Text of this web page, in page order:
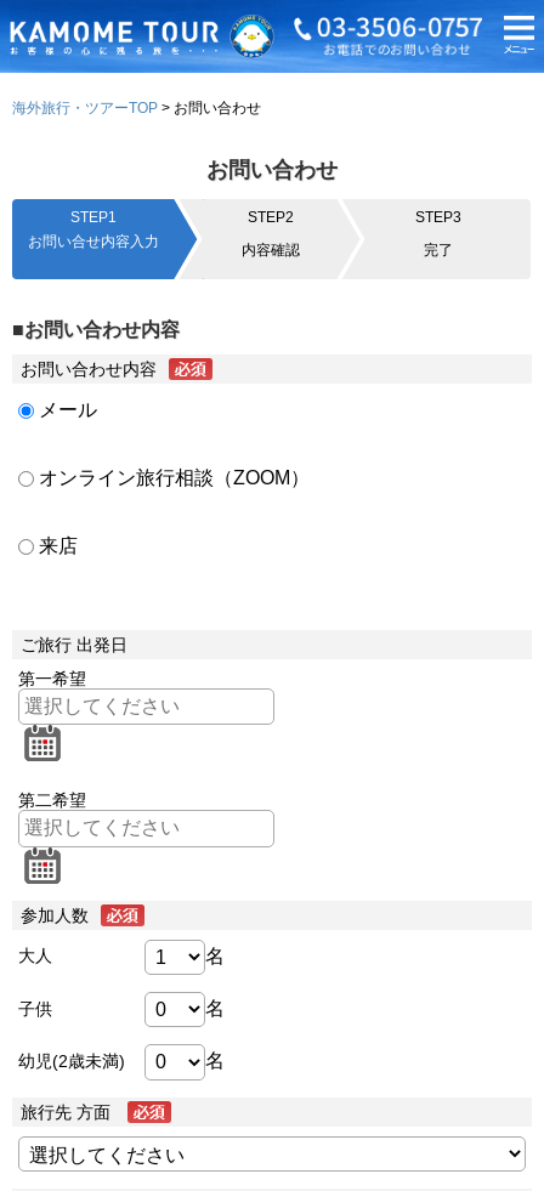
海外旅行・ツアーTOP お問い合わせ
お問い合わせ
STEP1
お問い合せ内容入力
STEP2
内容確認
STEP3
完了
■お問い合わせ内容
お問い合わせ内容
メール
オンライン旅行相談（ZOOM）
来店
ご旅行 出発日
第一希望
第二希望
参加人数
大人 名
子供 名
幼児(2歳未満) 名
旅行先 方面